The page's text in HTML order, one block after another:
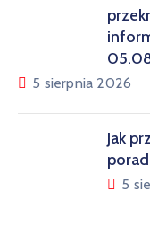
5 sierpnia 2026
Jak
5